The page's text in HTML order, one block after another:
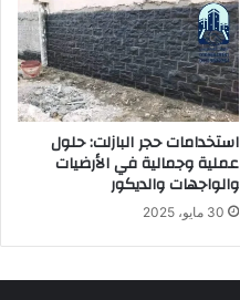
استخدامات حجر البازلت: حلول
عملية وجمالية في الأرضيات
والواجهات والديكور
30 مايو، 2025